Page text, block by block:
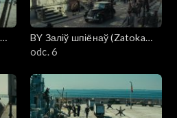
BY Заліў шпіёнаў (Zatoka
szpiegów)
odc. 6